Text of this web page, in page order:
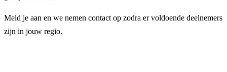
Meld je aan en we nemen contact op zodra er voldoende deelnemers
zijn in jouw regio.